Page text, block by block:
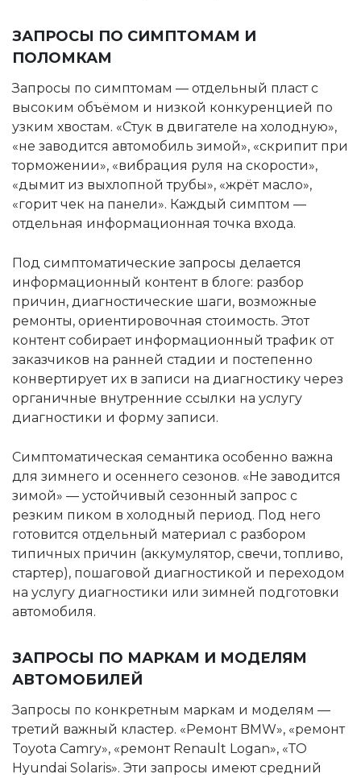
ЗАПРОСЫ ПО СИМПТОМАМ И
ПОЛОМКАМ
Запросы по симптомам — отдельный пласт с
высоким объёмом и низкой конкуренцией по
узким хвостам. «Стук в двигателе на холодную»,
«не заводится автомобиль зимой», «скрипит при
торможении», «вибрация руля на скорости»,
«дымит из выхлопной трубы», «жрёт масло»,
«горит чек на панели». Каждый симптом —
отдельная информационная точка входа.
Под симптоматические запросы делается
информационный контент в блоге: разбор
причин, диагностические шаги, возможные
ремонты, ориентировочная стоимость. Этот
контент собирает информационный трафик от
заказчиков на ранней стадии и постепенно
конвертирует их в записи на диагностику через
органичные внутренние ссылки на услугу
диагностики и форму записи.
Симптоматическая семантика особенно важна
для зимнего и осеннего сезонов. «Не заводится
зимой» — устойчивый сезонный запрос с
резким пиком в холодный период. Под него
готовится отдельный материал с разбором
типичных причин (аккумулятор, свечи, топливо,
стартер), пошаговой диагностикой и переходом
на услугу диагностики или зимней подготовки
автомобиля.
ЗАПРОСЫ ПО МАРКАМ И МОДЕЛЯМ
АВТОМОБИЛЕЙ
Запросы по конкретным маркам и моделям —
третий важный кластер. «Ремонт BMW», «ремонт
Toyota Camry», «ремонт Renault Logan», «ТО
Hyundai Solaris». Эти запросы имеют средний